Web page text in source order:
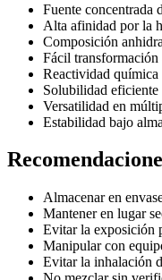
Fuente concentrada
Alta afinidad por la
Composición
Fácil transformación
Reactividad química
Solubilidad eficiente
Versatilidad en
Estabilidad bajo
Almacenar en
Mantener en lugar
Evitar la exposición
Manipular con
Evitar la inhalación